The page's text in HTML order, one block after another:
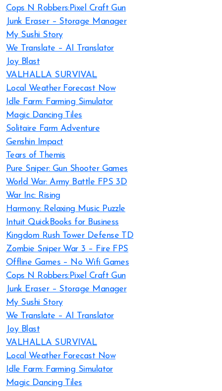
Cops N Robbers:Pixel Craft Gun
Junk Eraser – Storage Manager
My Sushi Story
We Translate – AI Translator
Joy Blast
VALHALLA SURVIVAL
Local Weather Forecast Now
Idle Farm: Farming Simulator
Magic Dancing Tiles
Solitaire Farm Adventure
Genshin Impact
Tears of Themis
Pure Sniper: Gun Shooter Games
World War: Army Battle FPS 3D
War Inc: Rising
Harmony: Relaxing Music Puzzle
Intuit QuickBooks for Business
Kingdom Rush Tower Defense TD
Zombie Sniper War 3 – Fire FPS
Offline Games – No Wifi Games
Cops N Robbers:Pixel Craft Gun
Junk Eraser – Storage Manager
My Sushi Story
We Translate – AI Translator
Joy Blast
VALHALLA SURVIVAL
Local Weather Forecast Now
Idle Farm: Farming Simulator
Magic Dancing Tiles